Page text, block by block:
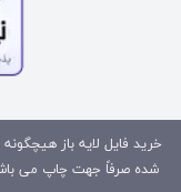
خرید فایل لایه باز
شده صرفاً جهت چاپ می